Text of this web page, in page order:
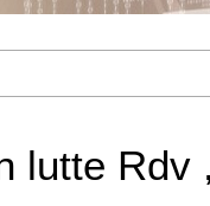
lutte Rdv